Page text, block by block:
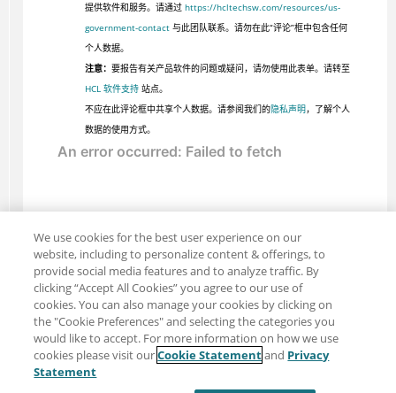
提供软件和服务。请通过 https://hcltechsw.com/resources/us-
government-contact与此团队联系。请勿在此“评论”框中包含任何
个人数据。
注意： 要报告有关产品软件的问题或疑问，请勿使用此表单。请转至
HCL 软件支持站点。
不应在此评论框中共享个人数据。请参阅我们的隐私声明，了解个人
数据的使用方式。
分享：电子邮件
推特
We use cookies for the best user experience on our
website, including to personalize content & offerings, to
provide social media features and to analyze traffic. By
clicking “Accept All Cookies” you agree to our use of
cookies. You can also manage your cookies by clicking on
the "Cookie Preferences" and selecting the categories you
would like to accept. For more information on how we use
cookies please visit ourCookie Statementand Privacy
Statement